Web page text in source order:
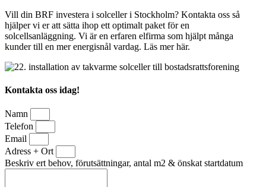
Vill din BRF investera i solceller i Stockholm? Kontakta oss så
hjälper vi er att sätta ihop ett optimalt paket för en
solcellsanläggning. Vi är en erfaren elfirma som hjälpt många
kunder till en mer energisnål vardag. Läs mer här.
Kontakta oss idag!
Namn
Telefon
Email
Adress + Ort
Beskriv ert behov, förutsättningar, antal m2 & önskat startdatum